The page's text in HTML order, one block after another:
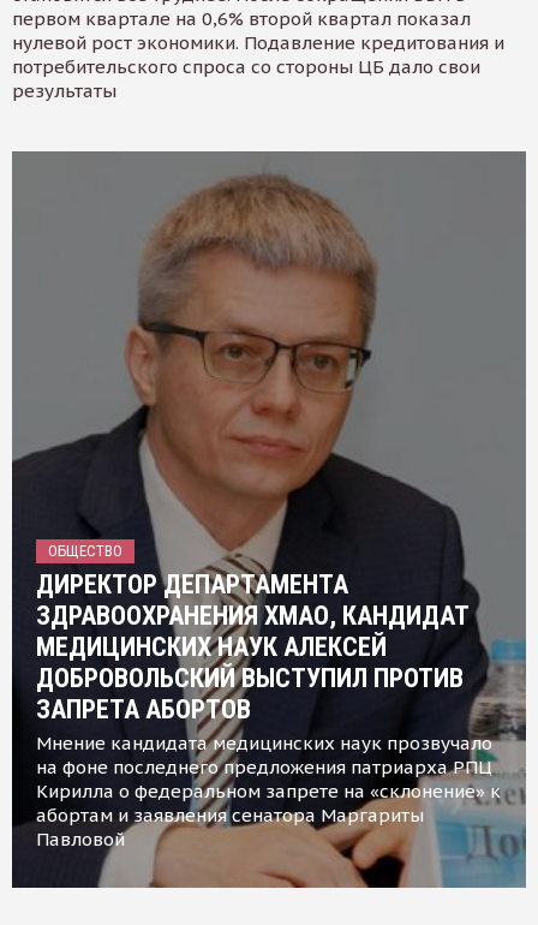
первом квартале на 0,6% второй квартал показал
нулевой рост экономики. Подавление кредитования и
потребительского спроса со стороны ЦБ дало свои
результаты
ОБЩЕСТВО
ДИРЕКТОР ДЕПАРТАМЕНТА
ЗДРАВООХРАНЕНИЯ ХМАО, КАНДИДАТ
МЕДИЦИНСКИХ НАУК АЛЕКСЕЙ
ДОБРОВОЛЬСКИЙ ВЫСТУПИЛ ПРОТИВ
ЗАПРЕТА АБОРТОВ
Мнение кандидата медицинских наук прозвучало
на фоне последнего предложения патриарха РПЦ
Кирилла о федеральном запрете на «склонение» к
абортам и заявления сенатора Маргариты
Павловой